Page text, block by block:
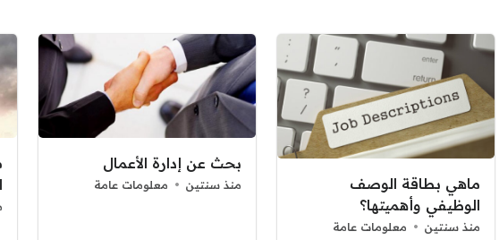
ماهي بطاقة الوصف
الوظيفي وأهميتها؟
منذ سنتين معلومات عامة
بحث عن إدارة الأعمال
منذ سنتين معلومات عامة